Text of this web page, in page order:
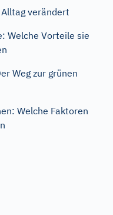
verändert
Welche Vorteile sie
Weg zur grünen
Welche Faktoren